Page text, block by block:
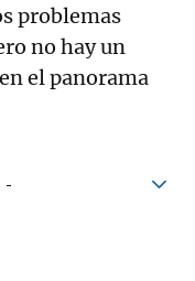
problemas
no hay un
el panorama